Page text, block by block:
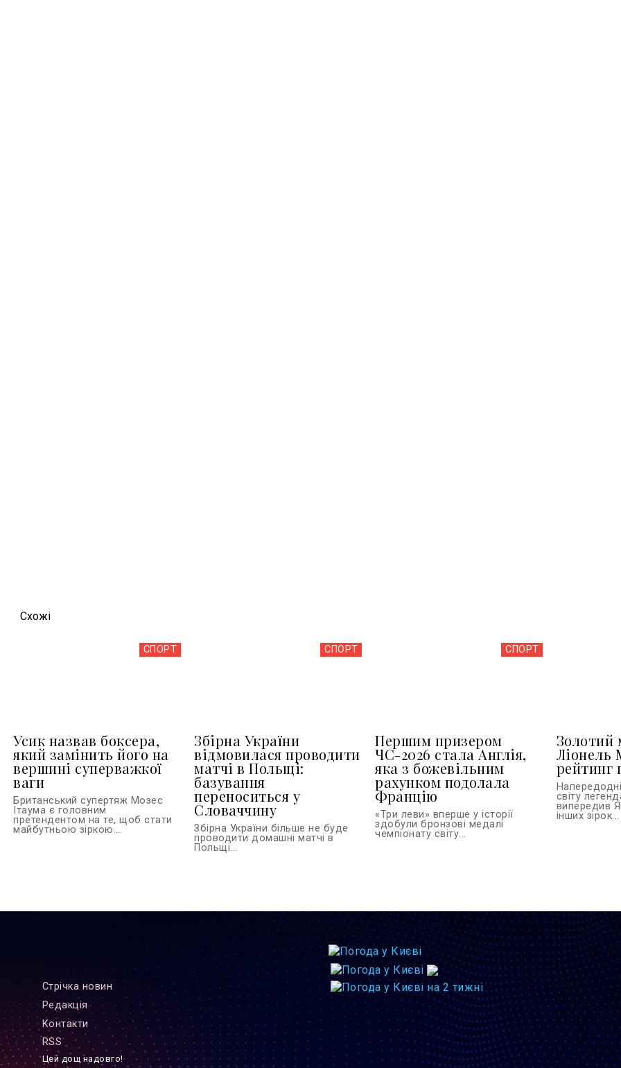
Схожi
СПОРТ
Усик назвав боксера,
який замінить його на
вершині суперважкої
ваги
Британський супертяж Мозес
Ітаума є головним
претендентом на те, щоб стати
майбутньою зіркою...
СПОРТ
Збірна України
відмовилася проводити
матчі в Польщі:
базування
переноситься у
Словаччину
Збірна України більше не буде
проводити домашні матчі в
Польщі...
СПОРТ
Першим призером
ЧС-2026 стала Англія,
яка з божевільним
рахунком подолала
Францію
«Три леви» вперше у історії
здобули бронзові медалі
чемпіонату світу...
Золотий
Ліонель
рейтинг
світу
випередив
інших зірок...
Стрiчка новин
Редакцiя
Контакти
RSS
Цей дощ надовго!